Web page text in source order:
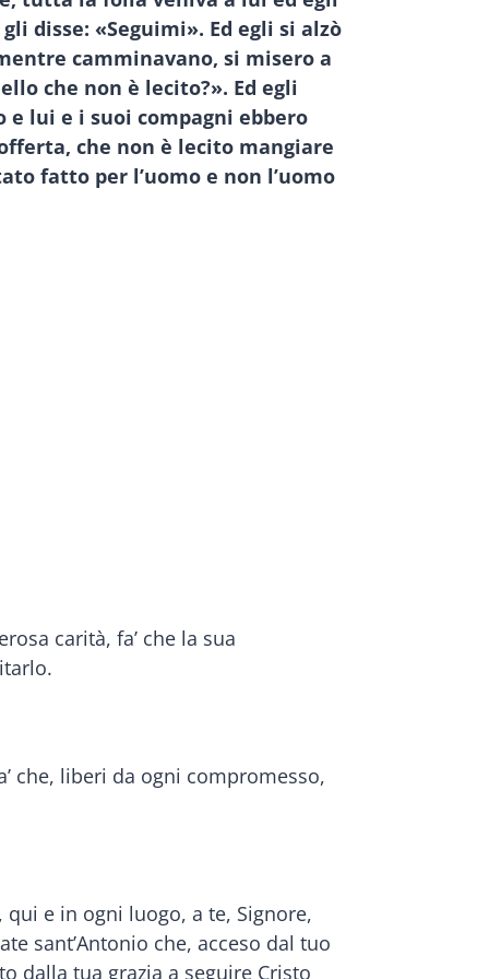
disse: «Seguimi». Ed egli si alzò
camminavano, si misero a
che non è lecito?». Ed egli
e lui e i suoi compagni ebbero
che non è lecito mangiare
fatto per l’uomo e non l’uomo
carità, fa’ che la sua
che, liberi da ogni compromesso,
e in ogni luogo, a te, Signore,
sant’Antonio che, acceso dal tuo
dalla tua grazia a seguire Cristo